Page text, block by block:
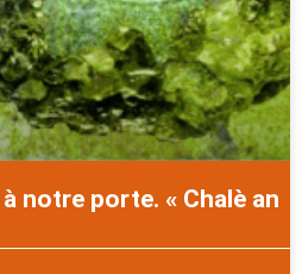
notre porte. « Chalè an